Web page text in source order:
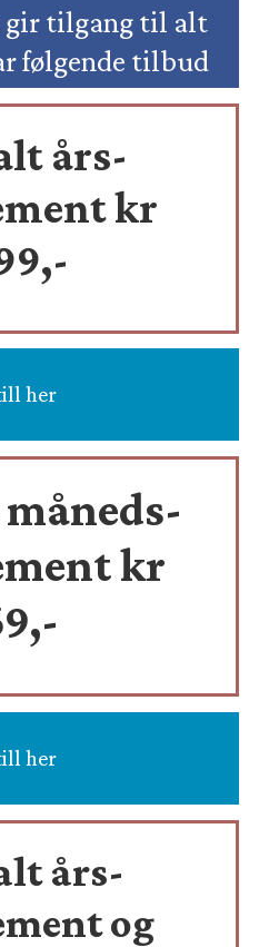
gir tilgang til alt
følgende tilbud
års-
kr
her
kr
her
års-
og